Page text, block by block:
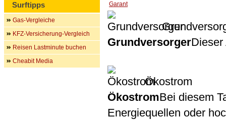
Garant
GrundversorgerDieser
Ökostrom
ÖkostromBei diesem
Energiequellen oder
Surftipps
Gas-Vergleiche
KFZ-Versicherung-Vergleich
Reisen Lastminute buchen
Cheabit Media